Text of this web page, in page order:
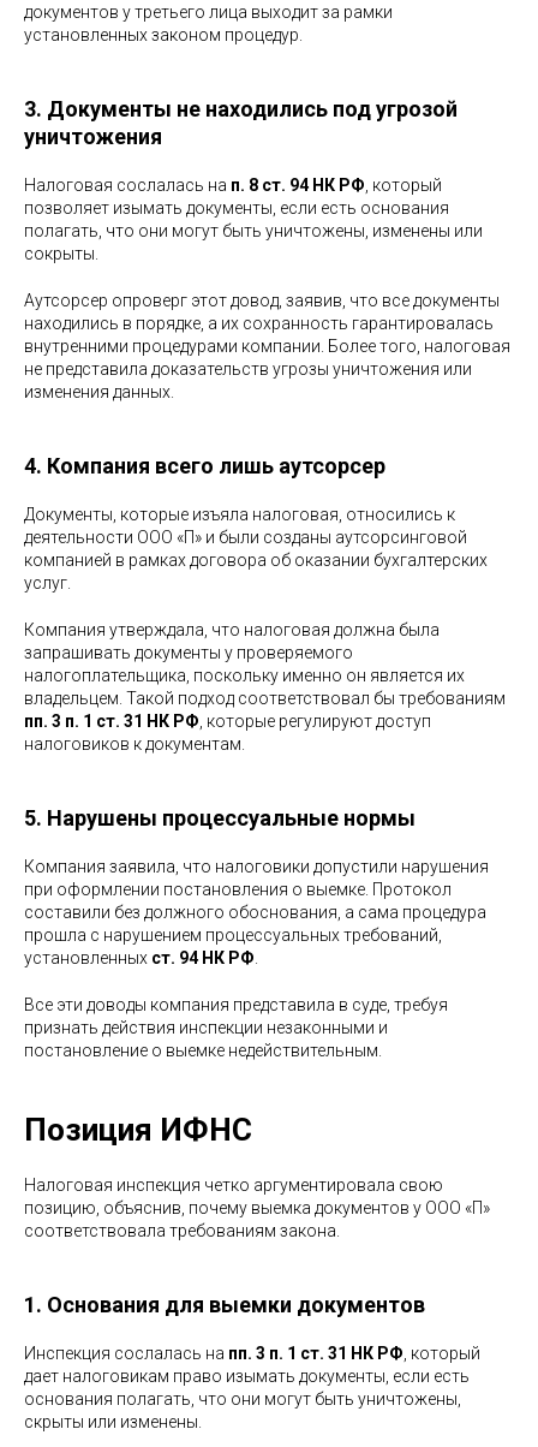
документов у третьего лица выходит за рамки
установленных законом процедур.
3. Документы не находились под угрозой
уничтожения
Налоговая сослалась на п. 8 ст. 94 НК РФ , который
позволяет изымать документы, если есть основания
полагать, что они могут быть уничтожены, изменены или
сокрыты.
Аутсорсер опроверг этот довод, заявив, что все документы
находились в порядке, а их сохранность гарантировалась
внутренними процедурами компании. Более того, налоговая
не представила доказательств угрозы уничтожения или
изменения данных.
4. Компания всего лишь аутсорсер
Документы, которые изъяла налоговая, относились к
деятельности ООО «П» и были созданы аутсорсинговой
компанией в рамках договора об оказании бухгалтерских
услуг.
Компания утверждала, что налоговая должна была
запрашивать документы у проверяемого
налогоплательщика, поскольку именно он является их
владельцем. Такой подход соответствовал бы требованиям
пп. 3 п. 1 ст. 31 НК РФ , которые регулируют доступ
налоговиков к документам.
5. Нарушены процессуальные нормы
Компания заявила, что налоговики допустили нарушения
при оформлении постановления о выемке. Протокол
составили без должного обоснования, а сама процедура
прошла с нарушением процессуальных требований,
установленных ст. 94 НК РФ
Все эти доводы компания представила в суде, требуя
признать действия инспекции незаконными и
постановление о выемке недействительным.
Позиция ИФНС
Налоговая инспекция четко аргументировала свою
позицию, объяснив, почему выемка документов у ООО «П»
соответствовала требованиям закона.
1. Основания для выемки документов
Инспекция сослалась на пп. 3 п. 1 ст. 31 НК РФ , который
дает налоговикам право изымать документы, если есть
основания полагать, что они могут быть уничтожены,
скрыты или изменены.